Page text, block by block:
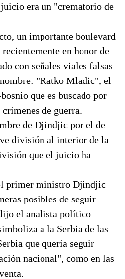
era un "crematorio de
un importante boulevard
en honor de
con señales viales falsas
"Ratko Mladic", el
que es buscado por
de guerra.
de Djindjic por el de
división al interior de la
que el juicio ha
primer ministro Djindjic
posibles de seguir
el analista político
a la Serbia de las
que quería seguir
nacional", como en las